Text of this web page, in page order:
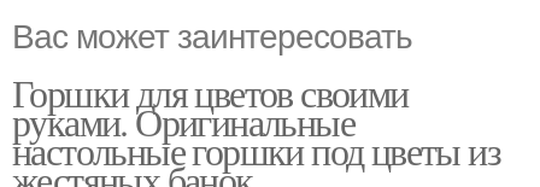
Вас может заинтересовать
Горшки для цветов своими
руками. Оригинальные
настольные горшки под цветы из